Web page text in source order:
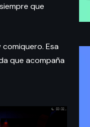
que
Esa
que acompaña